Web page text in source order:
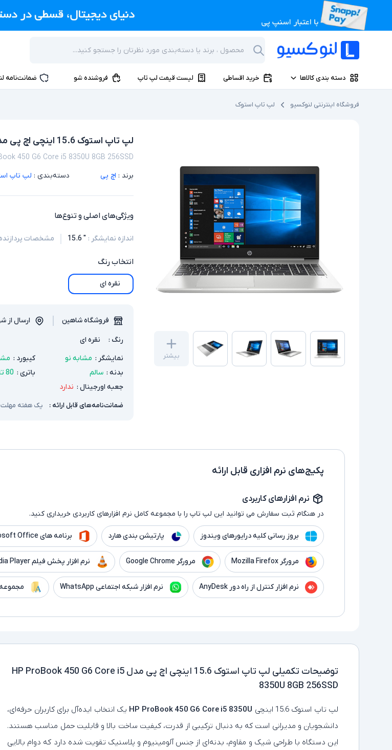
دسته بندی کالاها خرید اقساطی لیست قیمت لپ تاپ فروشنده شو ضمانت‌نامه
فروشگاه اینترنتی لنوکسیو لپ تاپ استوک
بیشتر
لپ تاپ استوک 15.6 اینچی اچ پی مدل HP ProBook 450 G6 Core i5 8350U 8GB 256SSD
450 G6 Core i5 8350U 8GB 256SSD
برند : اچ پی دسته‌بندی : لپ تاپ
ویژگی‌های اصلی و تنوع‌ها
اندازه نمایشگر :
" 15.6 مشخصات پردازنده
انتخابرنگ
نقره ای
فروشگاه شاهین ارسال از
رنگ :
نقره ای
نمایشگر : مشابه نو کیبورد :
بدنه : سالم باتری: 80 تا 90 ٪
جعبه اورجینال : ندارد
ضمانت‌نامه‌های قابل ارائه : یک هفته
پکیج‌های نرم افزاری قابل ارائه
نرم افزارهای کاربردی
در هنگام ثبت سفارش می توانید این لپ تاپ را با مجموعه کامل نرم افزارهای کاربردی خریداری کنید.
بروز رسانی کلیه درایورهای ویندوز پارتیشن بندی هارد برنامه های Microsoft Office
مرورگر Mozilla Firefox مرورگر Google Chrome نرم افزار پخش فیلم VLC Media Player
نرم افزار کنترل از راه دور AnyDesk نرم افزار شبکه اجتماعی WhatsApp
توضیحات تکمیلی
لپ تاپ استوک 15.6 اینچی اچ پی مدل HP ProBook 450 G6 Core i5
8350U 8GB 256SSD
لپ‌ تاپ استوک 15.6 اینچی HP ProBook 450 G6 Core i5 8350U یک انتخاب ایده‌آل برای کاربران حرفه‌ای،
دانشجویان و مدیرانی است که به دنبال ترکیبی از قدرت، کیفیت ساخت بالا و قابلیت حمل مناسب هستند.
این دستگاه با طراحی شیک و مقاوم، بدنه‌ای از جنس آلومینیوم و پلاستیک تقویت‌ شده دارد که دوام بالایی